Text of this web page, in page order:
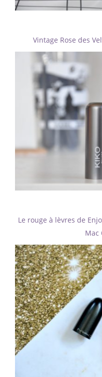
Vintage Rose des
Le rouge à lèvres de
Mac